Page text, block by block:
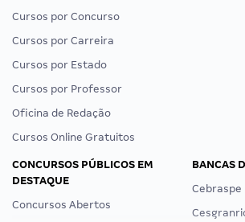
Cursos por Concurso
Cursos por Carreira
Cursos por Estado
Cursos por Professor
Oficina de Redação
Cursos Online Gratuitos
CONCURSOS PÚBLICOS EM
DESTAQUE
Concursos Abertos
BANCAS
Cebraspe